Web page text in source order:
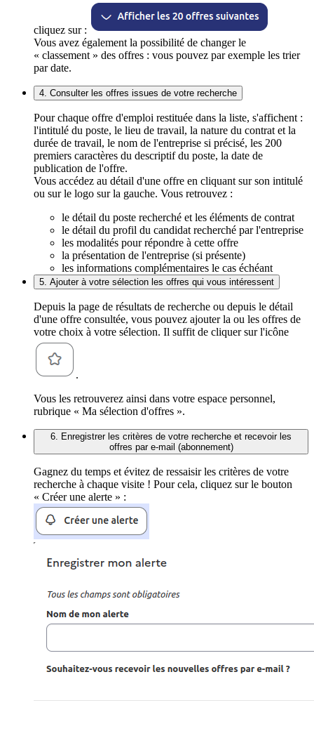
cliquez sur :
Vous avez également la possibilité de changer le
« classement » des offres : vous pouvez par exemple les trier
par date.
4. Consulter les offres issues de votre recherche
Pour chaque offre d'emploi restituée dans la liste, s'affichent :
l'intitulé du poste, le lieu de travail, la nature du contrat et la
durée de travail, le nom de l'entreprise si précisé, les 200
premiers caractères du descriptif du poste, la date de
publication de l'offre.
Vous accédez au détail d'une offre en cliquant sur son intitulé
ou sur le logo sur la gauche. Vous retrouvez :
le détail du poste recherché et les éléments de contrat
le détail du profil du candidat recherché par l'entreprise
les modalités pour répondre à cette offre
la présentation de l'entreprise (si présente)
les informations complémentaires le cas échéant
5. Ajouter à votre sélection les offres qui vous intéressent
Depuis la page de résultats de recherche ou depuis le détail
d'une offre consultée, vous pouvez ajouter la ou les offres de
votre choix à votre sélection. Il suffit de cliquer sur l'icône
.
Vous les retrouverez ainsi dans votre espace personnel,
rubrique « Ma sélection d'offres ».
6. Enregistrer les critères de votre recherche et recevoir les
offres par e-mail (abonnement)
Gagnez du temps et évitez de ressaisir les critères de votre
recherche à chaque visite ! Pour cela, cliquez sur le bouton
« Créer une alerte » :